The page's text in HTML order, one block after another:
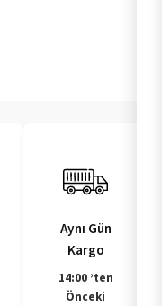
Aynı Gün
Kargo
14:00 ’ten
Önceki